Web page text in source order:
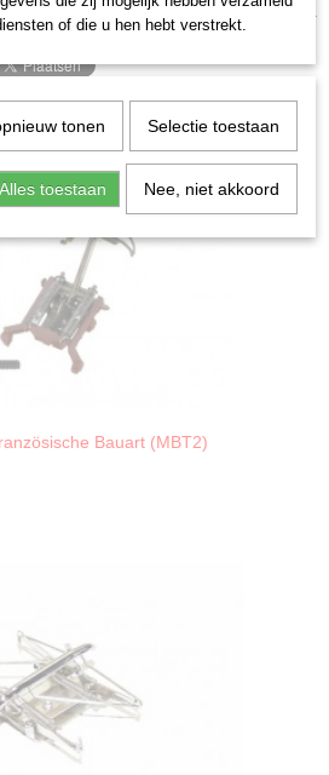
Bauart (MBT2)
of die u hen hebt verstrekt.
tonen Selectie toestaan
Alles toestaan Nee, niet akkoord